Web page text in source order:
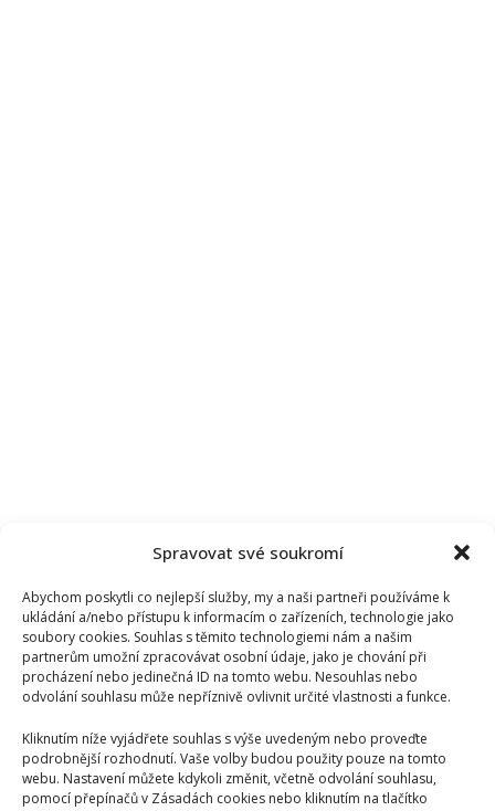
Spravovat své soukromí
Abychom poskytli co nejlepší služby, my a naši partneři používáme k
ukládání a/nebo přístupu k informacím o zařízeních, technologie jako
soubory cookies. Souhlas s těmito technologiemi nám a našim
partnerům umožní zpracovávat osobní údaje, jako je chování při
procházení nebo jedinečná ID na tomto webu. Nesouhlas nebo
odvolání souhlasu může nepříznivě ovlivnit určité vlastnosti a funkce.
Kliknutím níže vyjádřete souhlas s výše uvedeným nebo proveďte
podrobnější rozhodnutí. Vaše volby budou použity pouze na tomto
webu. Nastavení můžete kdykoli změnit, včetně odvolání souhlasu,
pomocí přepínačů v Zásadách cookies nebo kliknutím na tlačítko